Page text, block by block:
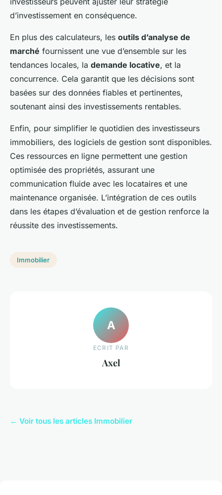
d’investissement en conséquence.
En plus des calculateurs, les outils d’analyse de
marché fournissent une vue d’ensemble sur les
tendances locales, la demande locative, et la
concurrence. Cela garantit que les décisions sont
basées sur des données fiables et pertinentes,
soutenant ainsi des investissements rentables.
Enfin, pour simplifier le quotidien des investisseurs
immobiliers, des logiciels de gestion sont disponibles.
Ces ressources en ligne permettent une gestion
optimisée des propriétés, assurant une
communication fluide avec les locataires et une
maintenance organisée. L’intégration de ces outils
dans les étapes d’évaluation et de gestion renforce la
réussite des investissements.
Immobilier
A
ECRIT PAR
Axel
← Voir tous les articles Immobilier